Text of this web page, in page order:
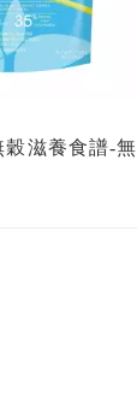
穀滋養食譜-無